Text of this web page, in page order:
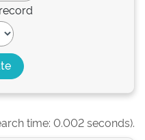
time: 0.002 seconds).